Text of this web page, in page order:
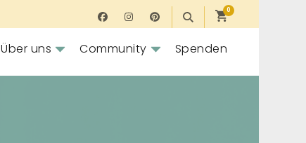
0
Über uns Community Spenden